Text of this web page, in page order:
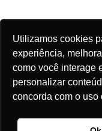
Utilizamos cookies
experiência,
como você interage
personalizar
concorda com o uso